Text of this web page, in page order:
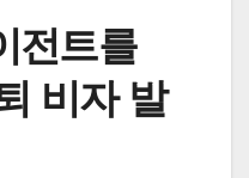
전트를
비자 발